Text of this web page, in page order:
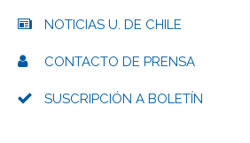
NOTICIAS U. DE CHILE
CONTACTO DE PRENSA
SUSCRIPCIÓN A BOLETÍN